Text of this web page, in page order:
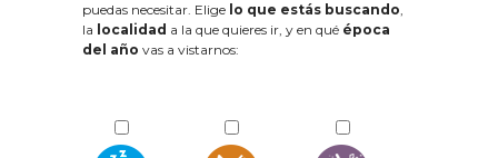
puedas necesitar. Elige lo que estás buscando,
la localidad a la que quieres ir, y en qué época
del año vas a vistarnos: